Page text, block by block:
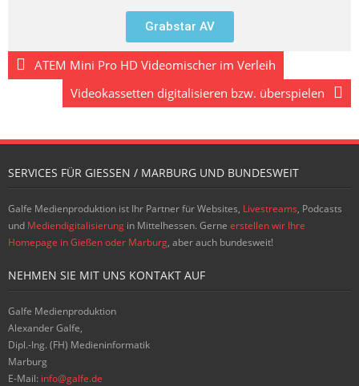
Grabstar AV
ATEM Mini Pro HD Videomischer im Verleih
Videokassetten digitalisieren bzw. überspielen
SERVICES FÜR GIESSEN / MARBURG UND BUNDESWEIT
Galfe Medienproduktion ist Ihr Partner für Websites, Livestreams, Podcasts
und Mediendigitalisierung in Mittelhessen. Gerne erstellen wir Ihre
Homepage in Gießen oder Marburg, aber auch bundesweit!
NEHMEN SIE MIT UNS KONTAKT AUF
Galfe Medienproduktion
Alexander Galfe,
Dipl.-Ing. (FH) Medieninformatik
Marburg
E-Mail: info@galfe.de